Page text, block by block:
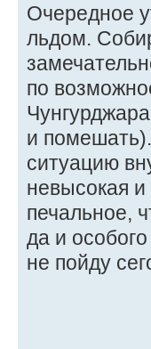
Очередное
льдом.
по
и
ситуацию
невысокая
печальное,
да и
не пойду